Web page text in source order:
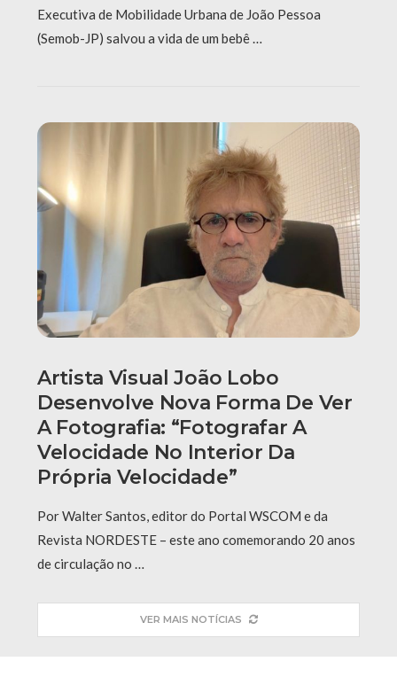
Executiva de Mobilidade Urbana de João Pessoa
(Semob-JP) salvou a vida de um bebê …
Artista Visual João Lobo
Desenvolve Nova Forma De Ver
A Fotografia: “fotografar A
Velocidade No Interior Da
Própria Velocidade”
Por Walter Santos, editor do Portal WSCOM e da
Revista NORDESTE – este ano comemorando 20 anos
de circulação no …
VER MAIS NOTÍCIAS